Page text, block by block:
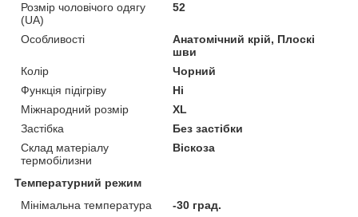
Розмір чоловічого одягу
(UA)
52
Особливості
Анатомічний крій, Плоскі
шви
Колір
Чорний
Функція підігріву
Ні
Міжнародний розмір
XL
Застібка
Без застібки
Склад матеріалу
термобілизни
Віскоза
Температурний режим
Мінімальна температура
-30 град.